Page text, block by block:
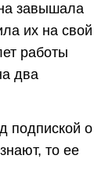
завышала
их на свой
работы
два
подпиской о
то ее